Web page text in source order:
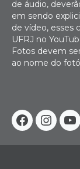
Facebook
de áudio,
em sendo
de vídeo, esses
UFRJ no
Fotos devem
ao nome do